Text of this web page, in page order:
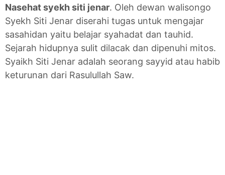
Nasehat syekh siti jenar. Oleh dewan walisongo
Syekh Siti Jenar diserahi tugas untuk mengajar
sasahidan yaitu belajar syahadat dan tauhid.
Sejarah hidupnya sulit dilacak dan dipenuhi mitos.
Syaikh Siti Jenar adalah seorang sayyid atau habib
keturunan dari Rasulullah Saw.